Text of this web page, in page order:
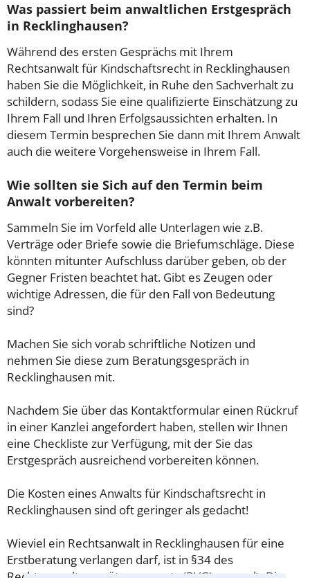
Was passiert beim anwaltlichen Erstgespräch
in Recklinghausen?
Während des ersten Gesprächs mit Ihrem
Rechtsanwalt für Kindschaftsrecht in Recklinghausen
haben Sie die Möglichkeit, in Ruhe den Sachverhalt zu
schildern, sodass Sie eine qualifizierte Einschätzung zu
Ihrem Fall und Ihren Erfolgsaussichten erhalten. In
diesem Termin besprechen Sie dann mit Ihrem Anwalt
auch die weitere Vorgehensweise in Ihrem Fall.
Wie sollten sie Sich auf den Termin beim
Anwalt vorbereiten?
Sammeln Sie im Vorfeld alle Unterlagen wie z.B.
Verträge oder Briefe sowie die Briefumschläge. Diese
könnten mitunter Aufschluss darüber geben, ob der
Gegner Fristen beachtet hat. Gibt es Zeugen oder
wichtige Adressen, die für den Fall von Bedeutung
sind?
Machen Sie sich vorab schriftliche Notizen und
nehmen Sie diese zum Beratungsgespräch in
Recklinghausen mit.
Nachdem Sie über das Kontaktformular einen Rückruf
in einer Kanzlei angefordert haben, stellen wir Ihnen
eine Checkliste zur Verfügung, mit der Sie das
Erstgespräch ausreichend vorbereiten können.
Die Kosten eines Anwalts für Kindschaftsrecht in
Recklinghausen sind oft geringer als gedacht!
Wieviel ein Rechtsanwalt in Recklinghausen für eine
Erstberatung verlangen darf, ist in §34 des